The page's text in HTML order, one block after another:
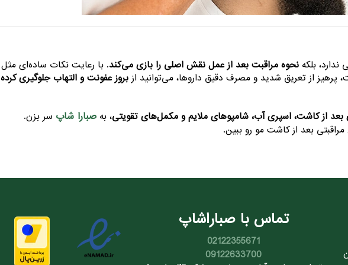
بلکه نحوه مراقبت بعد از عمل نقش اصلی را بازی می‌کند. با رعایت نکات ساده‌ای مثل
پرهیز از تعریق شدید و مصرف دقیق داروها، می‌توانید از بروز عفونت و التهاب جلوگیری
از کاشت، اسپری آب، شامپوهای ملایم و مکمل‌های تقویتی، به صبارا شاپ سر بزن.
بعد از کاشت مو رو ببین.
تماس با صباراشاپ
02122355671
09122633700